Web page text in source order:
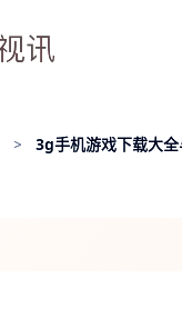
> 3g手机游戏下载大